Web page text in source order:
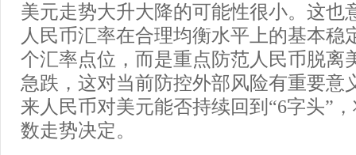
美元走势大升大降的可能性很小。这也
人民币汇率在合理均衡水平上的基本稳
个汇率点位，而是重点防范人民币脱离
急跌，这对当前防控外部风险有重要意
来人民币对美元能否持续回到“6字头”
数走势决定。